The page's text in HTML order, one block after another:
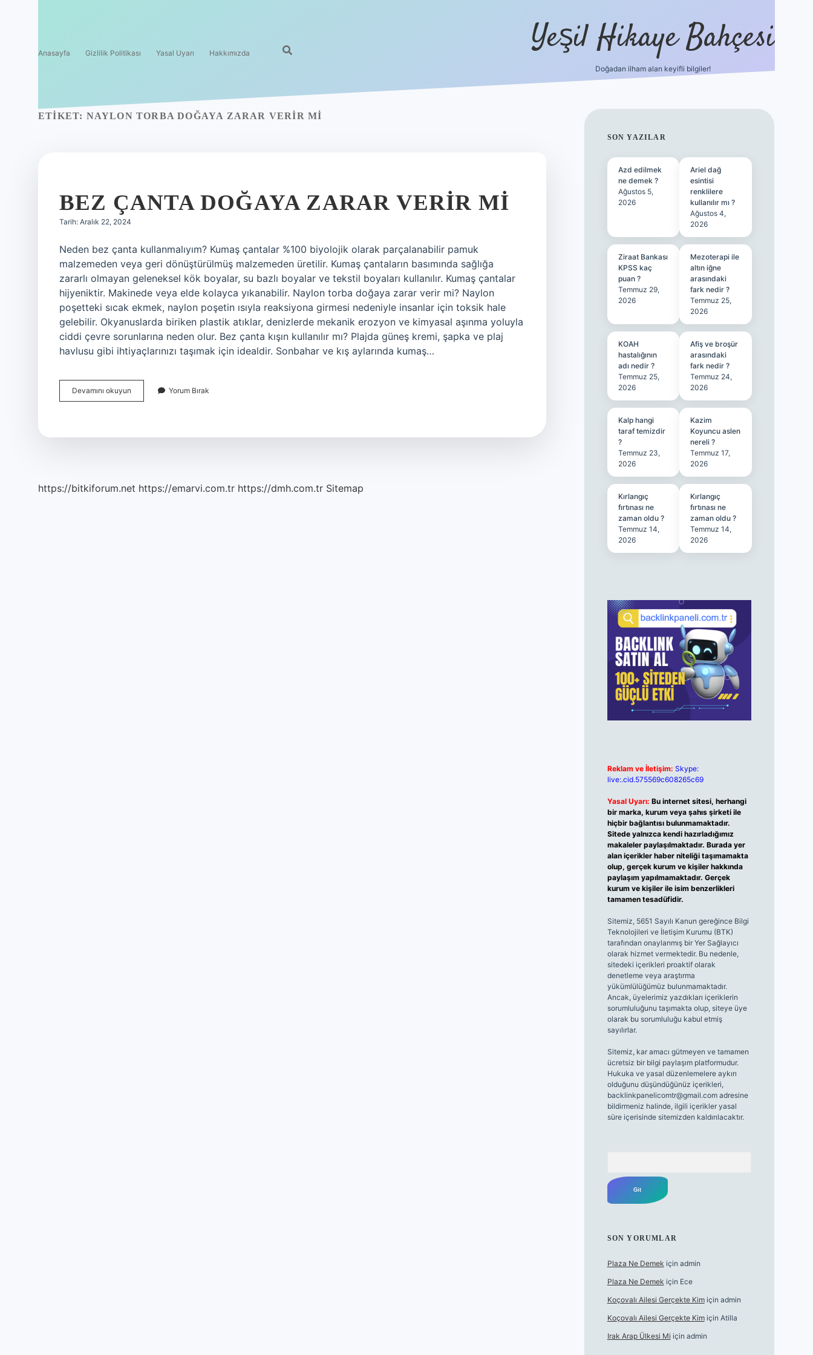
Anasayfa Gizlilik Politikası Yasal Uyarı Hakkımızda Yeşil Hikaye Bahçesi
Doğadan ilham alan keyifli bilgiler!
ETIKET: NAYLON TORBA DOĞAYA ZARAR VERIR MI
BEZ ÇANTA DOĞAYA ZARAR VERIR MI
Tarih: Aralık 22, 2024
Neden bez çanta kullanmalıyım? Kumaş çantalar %100 biyolojik olarak parçalanabilir pamuk
malzemeden veya geri dönüştürülmüş malzemeden üretilir. Kumaş çantaların basımında sağlığa
zararlı olmayan geleneksel kök boyalar, su bazlı boyalar ve tekstil boyaları kullanılır. Kumaş çantalar
hijyeniktir. Makinede veya elde kolayca yıkanabilir. Naylon torba doğaya zarar verir mi? Naylon
poşetteki sıcak ekmek, naylon poşetin ısıyla reaksiyona girmesi nedeniyle insanlar için toksik hale
gelebilir. Okyanuslarda biriken plastik atıklar, denizlerde mekanik erozyon ve kimyasal aşınma yoluyla
ciddi çevre sorunlarına neden olur. Bez çanta kışın kullanılır mı? Plajda güneş kremi, şapka ve plaj
havlusu gibi ihtiyaçlarınızı taşımak için idealdir. Sonbahar ve kış aylarında kumaş…
Devamını okuyun
Çanta
Yorum Bırak
https://bitkiforum.net https://emarvi.com.tr https://dmh.com.tr Sitemap
SIDEBAR
SON YAZILAR
Azd edilmek
ne demek ?
Ağustos 5,
2026
Ariel dağ
esintisi
renklilere
kullanılır mı ?
Ağustos 4,
2026
Ziraat Bankası
KPSS kaç
puan ?
Temmuz 29,
2026
Mezoterapi ile
altın iğne
arasındaki
fark nedir ?
Temmuz 25,
2026
KOAH
hastalığının
adı nedir ?
Temmuz 25,
2026
Afiş ve broşür
arasındaki
fark nedir ?
Temmuz 24,
2026
Kalp hangi
taraf temizdir
?
Temmuz 23,
2026
Kazim
Koyuncu aslen
nereli ?
Temmuz 17,
2026
Kırlangıç
fırtınası ne
zaman oldu ?
Temmuz 14,
2026
Kırlangıç
fırtınası ne
zaman oldu ?
Temmuz 14,
2026
Reklam ve İletişim: Skype:
live:.cid.575569c608265c69
Yasal Uyarı: Bu internet sitesi, herhangi
bir marka, kurum veya şahıs şirketi ile
hiçbir bağlantısı bulunmamaktadır.
Sitede yalnızca kendi hazırladığımız
makaleler paylaşılmaktadır. Burada yer
alan içerikler haber niteliği taşımamakta
olup, gerçek kurum ve kişiler hakkında
paylaşım yapılmamaktadır. Gerçek
kurum ve kişiler ile isim benzerlikleri
tamamen tesadüfidir.
Sitemiz, 5651 Sayılı Kanun gereğince Bilgi
Teknolojileri ve İletişim Kurumu (BTK)
tarafından onaylanmış bir Yer Sağlayıcı
olarak hizmet vermektedir. Bu nedenle,
sitedeki içerikleri proaktif olarak
denetleme veya araştırma
yükümlülüğümüz bulunmamaktadır.
Ancak, üyelerimiz yazdıkları içeriklerin
sorumluluğunu taşımakta olup, siteye üye
olarak bu sorumluluğu kabul etmiş
sayılırlar.
Sitemiz, kar amacı gütmeyen ve tamamen
ücretsiz bir bilgi paylaşım platformudur.
Hukuka ve yasal düzenlemelere aykırı
olduğunu düşündüğünüz içerikleri,
backlinkpanelicomtr@gmail.comadresine
bildirmeniz halinde, ilgili içerikler yasal
süre içerisinde sitemizden kaldırılacaktır.
SON YORUMLAR
Plaza Ne Demek için admin
Plaza Ne Demek için Ece
Koçovalı Ailesi Gerçekte Kimiçin admin
Koçovalı Ailesi Gerçekte Kimiçin Atilla
Irak Arap Ülkesi Mi için admin
ilbet güncel giriş adresiilbet